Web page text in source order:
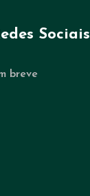
Sociais
breve